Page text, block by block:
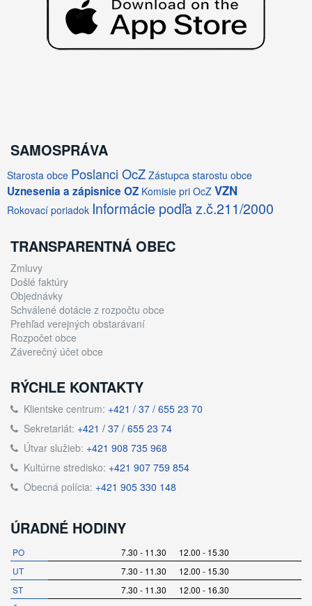
SAMOSPRÁVA
Starosta obce Poslanci OcZ Zástupca starostu obce
Uznesenia a zápisnice OZ Komisie pri OcZ VZN
Rokovací poriadok Informácie podľa z.č.211/2000
TRANSPARENTNÁ OBEC
Zmluvy
Došlé faktúry
Objednávky
Schválené dotácie z rozpočtu obce
Prehľad verejných obstarávaní
Rozpočet obce
Záverečný účet obce
RÝCHLE KONTAKTY
Klientske centrum: +421 / 37 / 655 23 70
Sekretariát: +421 / 37 / 655 23 74
Útvar služieb: +421 908 735 968
Kultúrne stredisko: +421 907 759 854
Obecná polícia: +421 905 330 148
ÚRADNÉ HODINY
PO
7.30 - 11.30 12.00 - 15.30
UT
7.30 - 11.30 12.00 - 15.30
ST
7.30 - 11.30 12.00 - 16.30